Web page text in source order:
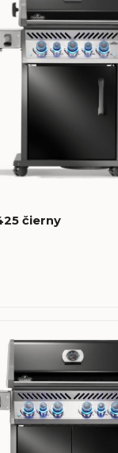
čierny